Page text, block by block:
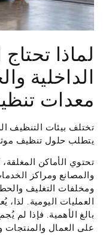
لماذا
الداخلية
معدات
تختلف بيئات التنظيف
يتطلب حلول تنظيف
تحتوي الأماكن
والمصانع ومراكز
ومخلفات التغليف
العمليات اليومية. لذا،
بالغ الأهمية. فإذا لم
على العمال والمنتجات